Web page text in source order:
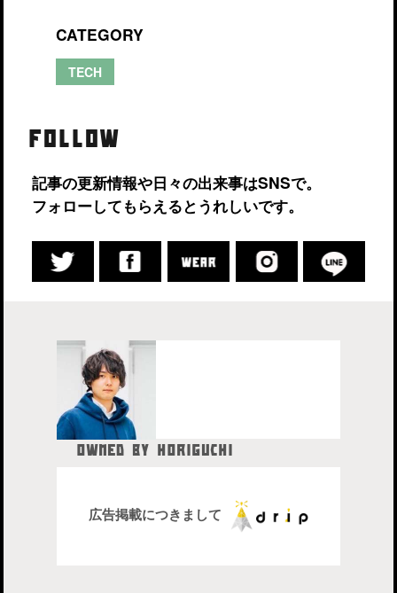
CATEGORY
TECH
FOLLOW
記事の更新情報や日々の出来事はSNSで。
フォローしてもらえるとうれしいです。
OWNED BY HORIGUCHI
株式会社drip代表取締役社長
広告掲載につきまして